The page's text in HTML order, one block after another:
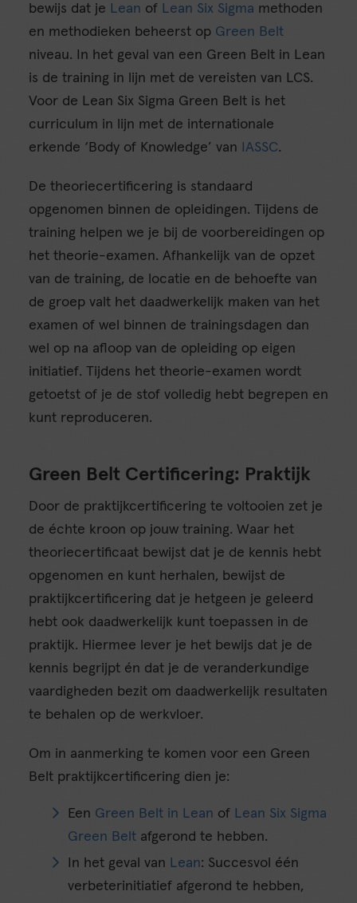
bewijs dat je Lean of Lean Six Sigma methoden
en methodieken beheerst op Green Belt
niveau. In het geval van een Green Belt in Lean
is de training in lijn met de vereisten van LCS.
Voor de Lean Six Sigma Green Belt is het
curriculum in lijn met de internationale
erkende ‘Body of Knowledge’ van
IASSC.
De theoriecertificering is standaard
opgenomen binnen de opleidingen. Tijdens de
training helpen we je bij de voorbereidingen op
het theorie-examen. Afhankelijk van de opzet
van de training, de locatie en de behoefte van
de groep valt het daadwerkelijk maken van het
examen of wel binnen de trainingsdagen dan
wel op na afloop van de opleiding op eigen
initiatief. Tijdens het theorie-examen wordt
getoetst of je de stof volledig hebt begrepen en
kunt reproduceren.
Green Belt Certificering: Praktijk
Door de praktijkcertificering te voltooien zet je
de échte kroon op jouw training. Waar het
theoriecertificaat bewijst dat je de kennis hebt
opgenomen en kunt herhalen, bewijst de
praktijkcertificering dat je hetgeen je geleerd
hebt ook daadwerkelijk kunt toepassen in de
praktijk. Hiermee lever je het bewijs dat je de
kennis begrijpt én dat je de veranderkundige
vaardigheden bezit om daadwerkelijk resultaten
te behalen op de werkvloer.
Om in aanmerking te komen voor een Green
Belt praktijkcertificering dien je:
Een Green Belt in Lean of Lean Six Sigma
Green Belt afgerond te hebben.
In het geval van Lean: Succesvol één
verbeterinitiatief afgerond te hebben,